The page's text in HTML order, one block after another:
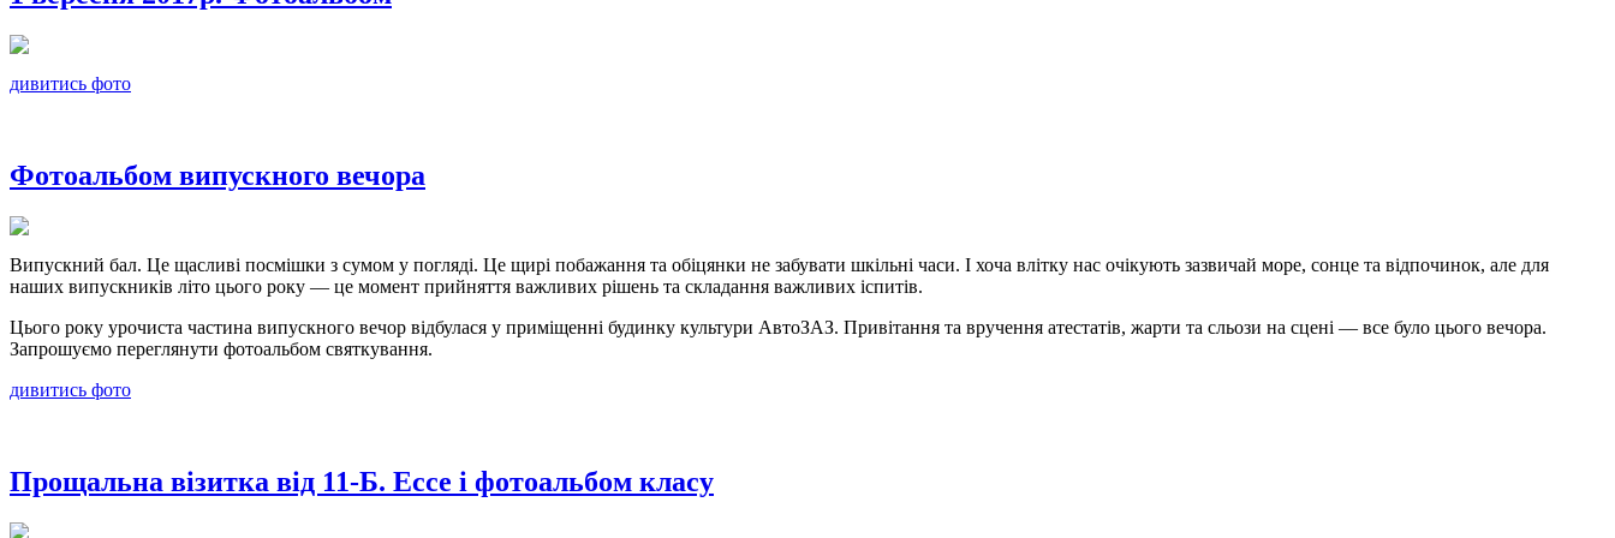
дивитись фото
Фотоальбом випускного вечора
Випускний бал. Це щасливі посмішки з сумом у погляді. Це щирі побажання та обіцянки не забувати шкільні часи. І хоча влітку нас очікують зазвичай море, сонце та відпочинок, але для
наших випускників літо цього року — це момент прийняття важливих рішень та складання важливих іспитів.
Цього року урочиста частина випускного вечор відбулася у приміщенні будинку культури АвтоЗАЗ. Привітання та вручення атестатів, жарти та сльози на сцені — все було цього вечора.
Запрошуємо переглянути фотоальбом святкування.
дивитись фото
Прощальна візитка від 11-Б. Ессе і фотоальбом класу